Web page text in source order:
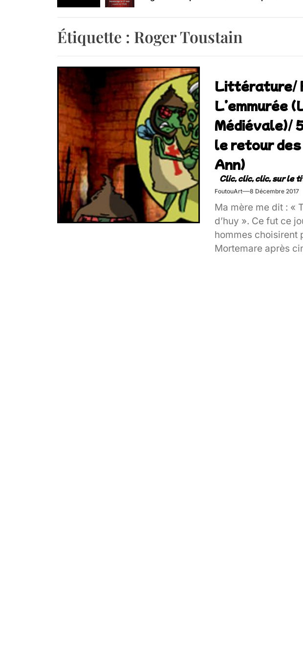
Retrouvez-nous au Bos’Tock Festival –
Étiquette : Roger Toustain
Littérature/
L’emmurée
Médiévale)/
le retour
Ann)
FoutouArt 8 Décembre 2017
Ma mère me dit : «
d’huy ». Ce fut ce
hommes choisirent
Mortemare après